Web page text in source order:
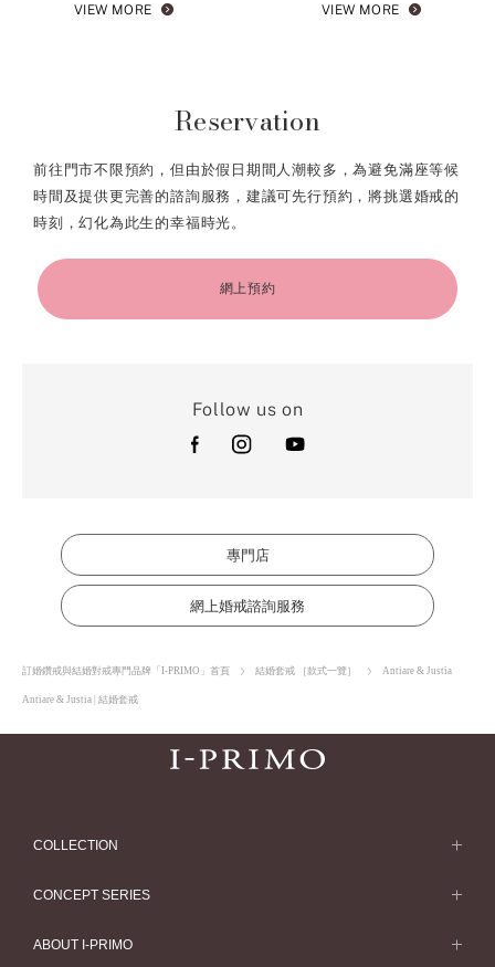
VIEW MORE VIEW MORE
Reservation
前往門市不限預約，但由於假日期間人潮較多，為避免滿座等候
時間及提供更完善的諮詢服務，建議可先行預約，將挑選婚戒的
時刻，幻化為此生的幸福時光。
網上預約
Follow us on
專門店
網上婚戒諮詢服務
訂婚鑽戒與結婚對戒專門品牌「I-PRIMO」首頁 結婚套戒 ［款式一覽］ Antiare & Justia
Antiare & Justia | 結婚套戒
COLLECTION
CONCEPT SERIES
ABOUT I-PRIMO